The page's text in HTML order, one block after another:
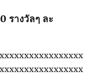
รางวัลๆ ละ